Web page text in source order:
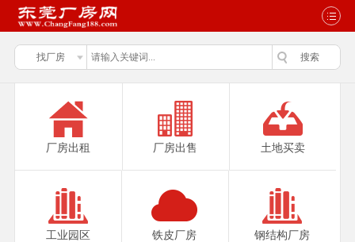
厂房出租 厂房出售 土地买卖
工业园区 铁皮厂房 钢结构厂房